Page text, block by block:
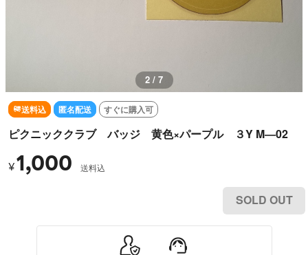
3 / 7
送料込 匿名配送 すぐに購入可
ピクニッククラブ バッジ 黄色×パープル ３Y M―02
¥1,000 送料込
SOLD OUT